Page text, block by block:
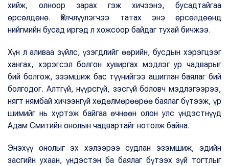
хийж, олноор зарах гэж хичээнэ, бусадтайгаа
өрсөлдөнө. Үйлчлүүлэгчээ татах энэ өрсөлдөөнд
нийгмийн бусад иргэд л хожсоор байдаг тухай бичжээ.
Хүн л аливаа зүйлс, үзэгдлийг өөрийн, бусдын хэрэгцээг
хангах, хэрэгсэл болгон хувиргах мэдлэг ур чадварыг
бий болгож, эзэмшиж бас түүнийгээ ашиглан баялаг бий
болгодог. Алтгүй, нүүрсгүй, зэсгүй боловч мэдлэгээрээ,
нягт нямбай хичээнгүй хөдөлмөрөөрөө баялаг бүтээж, үр
шимийг нь хүртэж байгаа өчнөөн олон улс үндэстнүүд
Адам Смитийн онолын чадвартайг нотолж байна.
Энэхүү онолыг эх хэлээрээ судлан эзэмшиж, эдийн
засгийн ухаан, үндэстэн ба баялаг бүтээх зүй тогтлыг